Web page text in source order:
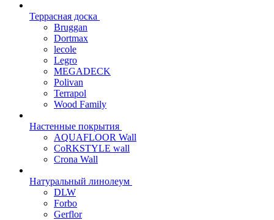
Террасная доска
Bruggan
Dortmax
lecole
Legro
MEGADECK
Polivan
Terrapol
Wood Family
Настенные покрытия
AQUAFLOOR Wall
CoRKSTYLE wall
Crona Wall
Натуральный линолеум
DLW
Forbo
Gerflor